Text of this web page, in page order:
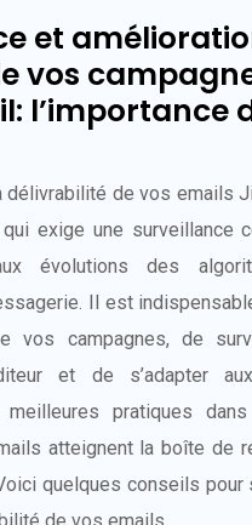
et
vos
l’importance
délivrabilité de vos emails
exige une surveillance
évolutions des
Il est
vos campagnes, de
et de s’adapter
meilleures pratiques
atteignent la boîte de
quelques conseils pour